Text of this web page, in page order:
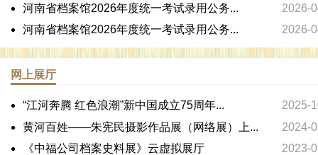
河南省档案馆2026年度统一考试录用公务...
2026-
河南省档案馆2026年度统一考试录用公务...
2026-
网上展厅
“江河奔腾 红色浪潮”新中国成立75周年...
2025-
黄河百姓——朱宪民摄影作品展（网络展）上...
2024-
《中福公司档案史料展》云虚拟展厅
2023-